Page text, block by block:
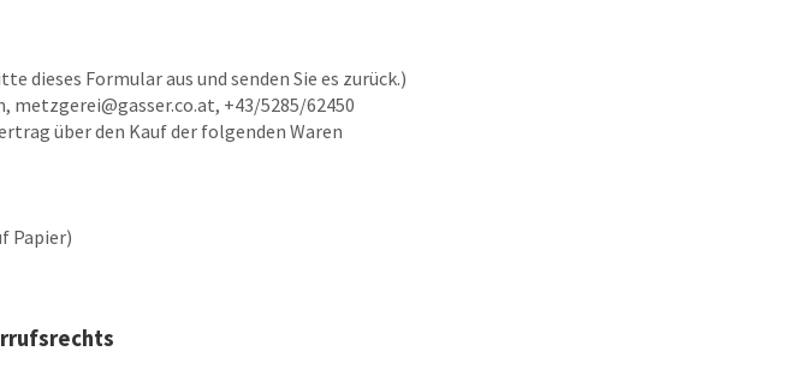
dieses Formular aus und senden Sie es zurück.)
metzgerei@gasser.co.at, +43/5285/62450
über den Kauf der folgenden Waren
Papier)